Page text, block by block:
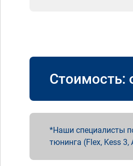
Стоимость:
Наши специалисты
тюнинга (Flex, Kess 3,